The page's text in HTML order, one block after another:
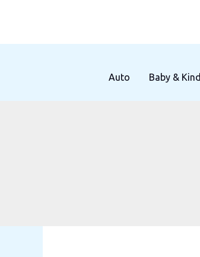
springen
Auto Baby & Kind